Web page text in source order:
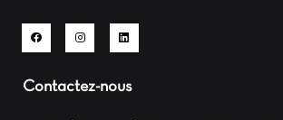
Contactez-nous